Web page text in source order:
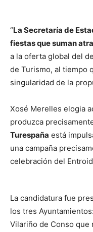
“La Secretaría de
fiestas que suman
a la oferta global del
de Turismo, al tiempo
singularidad de la
Xosé Merelles elogia
produzca
Turespaña está
una campaña
celebración del
La candidatura fue
los tres
Vilariño de Conso que